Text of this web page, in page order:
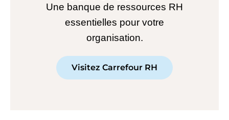
Une banque de ressources RH
essentielles pour votre
organisation.
Visitez Carrefour RH